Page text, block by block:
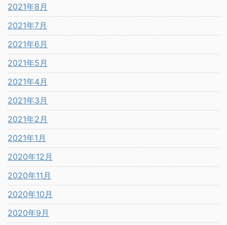
2021年8月
2021年7月
2021年6月
2021年5月
2021年4月
2021年3月
2021年2月
2021年1月
2020年12月
2020年11月
2020年10月
2020年9月